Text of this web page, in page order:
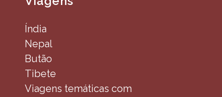
Índia
Nepal
Butão
Tibete
Viagens temáticas com